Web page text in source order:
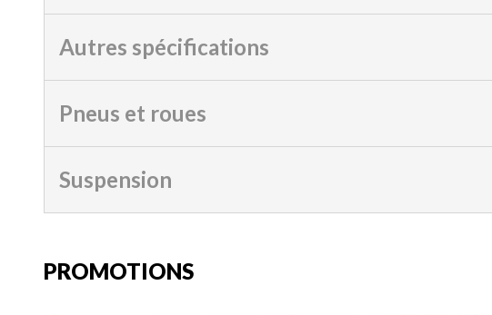
Autres spécifications
Pneus et roues
Suspension
PROMOTIONS